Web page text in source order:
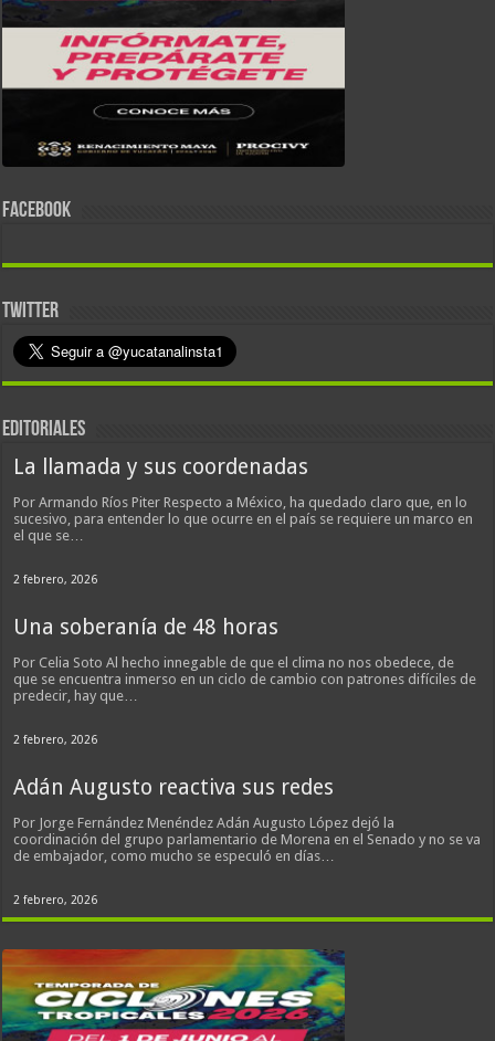
FACEBOOK
TWITTER
EDITORIALES
La llamada y sus coordenadas
Por Armando Ríos Piter Respecto a México, ha quedado claro que, en lo
sucesivo, para entender lo que ocurre en el país se requiere un marco en
el que se…
2 febrero, 2026
Una soberanía de 48 horas
Por Celia Soto Al hecho innegable de que el clima no nos obedece, de
que se encuentra inmerso en un ciclo de cambio con patrones difíciles de
predecir, hay que…
2 febrero, 2026
Adán Augusto reactiva sus redes
Por Jorge Fernández Menéndez Adán Augusto López dejó la
coordinación del grupo parlamentario de Morena en el Senado y no se va
de embajador, como mucho se especuló en días…
2 febrero, 2026